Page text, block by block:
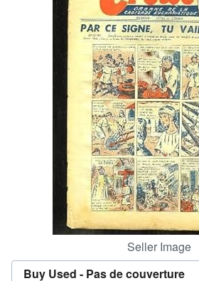
CLOSE
Seller Image
Buy Used - Pas de couverture